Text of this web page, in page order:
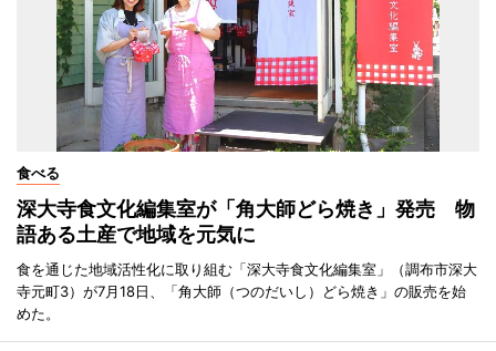
食べる
深大寺食文化編集室が「角大師どら焼き」発売 物
語ある土産で地域を元気に
食を通じた地域活性化に取り組む「深大寺食文化編集室」（調布市深大
寺元町3）が7月18日、「角大師（つのだいし）どら焼き」の販売を始
めた。